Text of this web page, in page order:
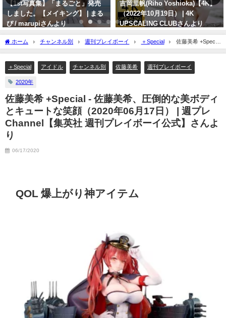
吉岡里帆(Riho Yoshioka)【4K】
（2022年10月19日） | 4K
UPSCALING CLUBさんより
今田美桜【4K】（2022年09月14
日） | 4K UPSCALING CLUBさん
より
ホーム チャンネル別 週刊プレイボーイ ＋Special
佐藤美希 +Special
- 佐藤美希、圧倒的な美ボディとキュートな笑顔（2020年06月17日） | 週プレ
＋Special
アイドル チャンネル別 佐藤美希 週刊プレイボーイ
2020年
佐藤美希 +Special - 佐藤美希、圧倒的な美ボディ
とキュートな笑顔（2020年06月17日） | 週プレ
Channel【集英社 週刊プレイボーイ公式】さんよ
り
06/17/2020
QOL 爆上がり神アイテム